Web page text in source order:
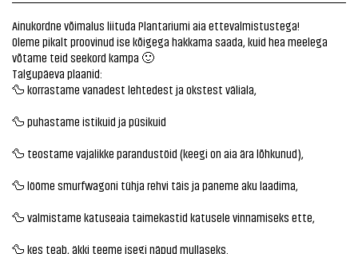
Ainukordne võimalus liituda Plantariumi aia ettevalmistustega!
Oleme pikalt proovinud ise kõigega hakkama saada, kuid hea meelega
võtame teid seekord kampa 🙂
Talgupäeva plaanid:
🦆 korrastame vanadest lehtedest ja okstest väliala,
🦆 puhastame istikuid ja püsikuid
🦆 teostame vajalikke parandustöid (keegi on aia ära lõhkunud),
🦆 lööme smurfwagoni tühja rehvi täis ja paneme aku laadima,
🦆 valmistame katuseaia taimekastid katusele vinnamiseks ette,
🦆 kes teab, äkki teeme isegi näpud mullaseks.